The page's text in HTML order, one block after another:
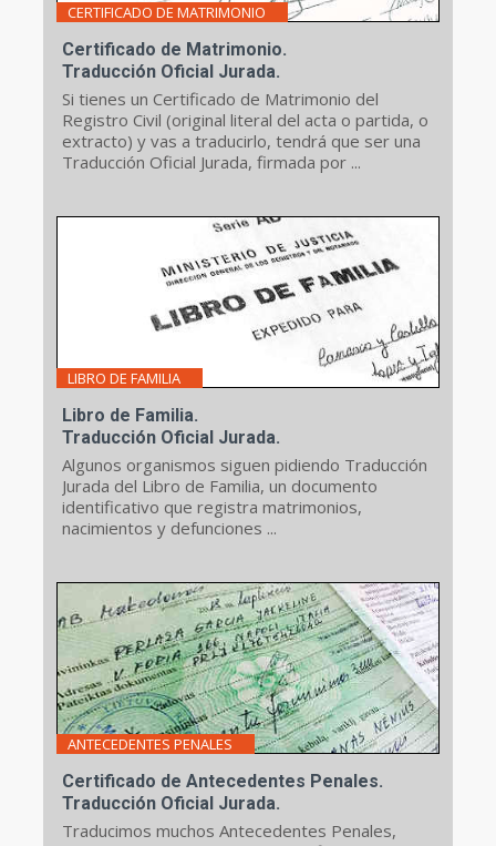
CERTIFICADO DE MATRIMONIO
Certificado de Matrimonio.
Traducción Oficial Jurada.
Si tienes un Certificado de Matrimonio del
Registro Civil (original literal del acta o partida, o
extracto) y vas a traducirlo, tendrá que ser una
Traducción Oficial Jurada, firmada por ...
LIBRO DE FAMILIA
Libro de Familia.
Traducción Oficial Jurada.
Algunos organismos siguen pidiendo Traducción
Jurada del Libro de Familia, un documento
identificativo que registra matrimonios,
nacimientos y defunciones ...
ANTECEDENTES PENALES
Certificado de Antecedentes Penales.
Traducción Oficial Jurada.
Traducimos muchos Antecedentes Penales,